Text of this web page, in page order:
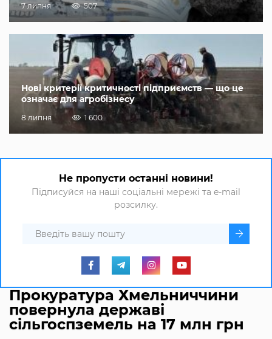
7 липня 507
Нові критерії критичності підприємств — що це
означає для агробізнесу
8 липня 1 600
Не пропусти останні новини!
Підписуйся на наші соціальні мережі та e-mail
розсилку.
Прокуратура Хмельниччини
повернула державі
сільгоспземель на 17 млн грн